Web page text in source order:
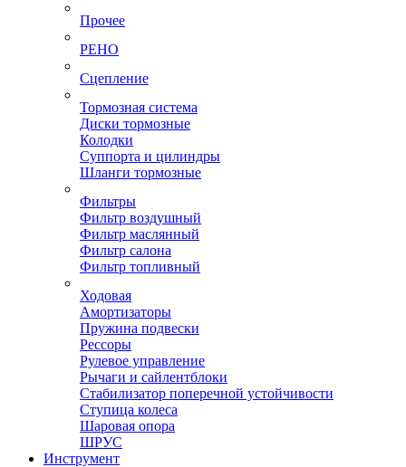
Прочее
РЕНО
Сцепление
Тормозная система
Диски тормозные
Колодки
Суппорта и цилиндры
Шланги тормозные
Фильтры
Фильтр воздушный
Фильтр маслянный
Фильтр салона
Фильтр топливный
Ходовая
Амортизаторы
Пружина подвески
Рессоры
Рулевое управление
Рычаги и сайлентблоки
Стабилизатор поперечной устойчивости
Ступица колеса
Шаровая опора
ШРУС
Инструмент